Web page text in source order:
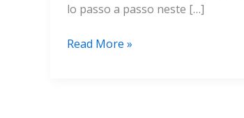
lo passo a passo neste […]
Como
Read More »